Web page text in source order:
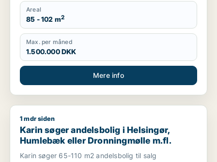
Areal
85 - 102 m2
Max. per måned
1.500.000 DKK
Mere info
Karin søger andelsbolig i Helsingør, Humlebæk eller
1 mdr siden
Karin søger andelsbolig i Helsingør,
Humlebæk eller Dronningmølle m.fl.
Karin søger 65-110 m2 andelsbolig til salg